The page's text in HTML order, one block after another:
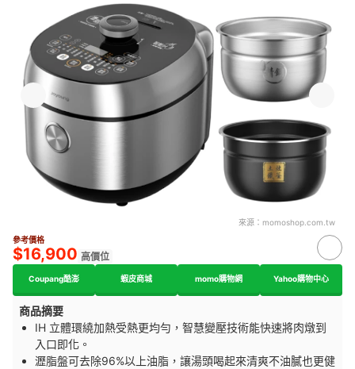
來源： momoshop.com.tw
參考價格
$16,900 高價位
Coupang酷澎 蝦皮商城 momo購物網 Yahoo購物中心
商品摘要
IH 立體環繞加熱受熱更均勻，智慧變壓技術能快速將肉燉到
入口即化。
瀝脂盤可去除96%以上油脂，讓湯頭喝起來清爽不油膩也更健